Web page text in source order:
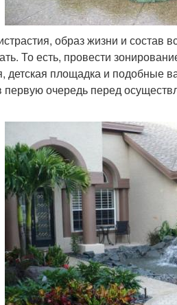
образ жизни и состав
То есть, провести
детская площадка и подобные
первую очередь перед